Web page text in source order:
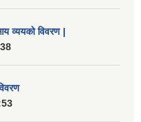
व्ययको विवरण |